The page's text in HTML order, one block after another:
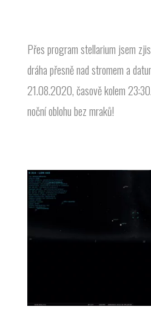
Přes program stellarium jsem
dráha přesně nad stromem a
21.08.2020, časově kolem
noční oblohu bez mraků!